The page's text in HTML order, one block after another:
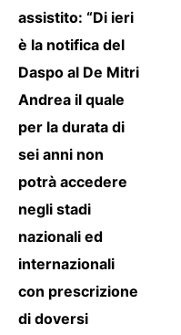
assistito: “Di ieri
è la notifica del
Daspo al De Mitri
Andrea il quale
per la durata di
sei anni non
potrà accedere
negli stadi
nazionali ed
internazionali
con prescrizione
di doversi